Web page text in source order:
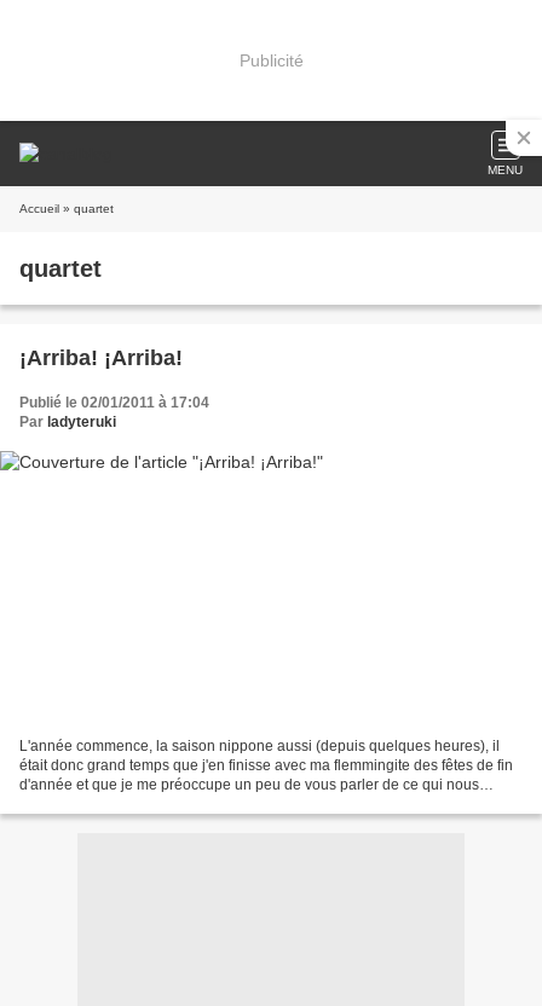
Publicité
MENU
Accueil » quartet
quartet
¡Arriba! ¡Arriba!
Publié le 02/01/2011 à 17:04
Par ladyteruki
L'année commence, la saison nippone aussi (depuis quelques heures), il
était donc grand temps que j'en finisse avec ma flemmingite des fêtes de fin
d'année et que je me préoccupe un peu de vous parler de ce qui nous